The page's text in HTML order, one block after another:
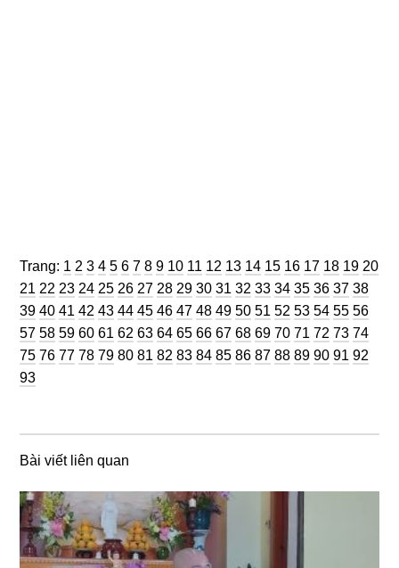
Trang: Trang
1 Trang
2 Trang
3 Trang
4 Trang
5 Trang
6 Trang
7 Trang
8 Trang
9 Trang
10 Trang
11 Trang
12 Trang
13 Trang
14 Trang
15 Trang
16 Trang
17 Trang
18 Trang
19 Trang
20
Trang
21 Trang
22 Trang
23 Trang
24 Trang
25 Trang
26 Trang
27 Trang
28 Trang
29 Trang
30 Trang
31 Trang
32 Trang
33 Trang
34 Trang
35 Trang
36 Trang
37 Trang
38
39 Trang
40 Trang
41 Trang
42 Trang
43 Trang
44 Trang
45 Trang
46 Trang
47 Trang
48 Trang
49 Trang
50 Trang
51 Trang
52 Trang
53 Trang
54 Trang
55 Trang
56
57 Trang
58 Trang
59 Trang
60 Trang
61 Trang
62 Trang
63 Trang
64 Trang
65 Trang
66 Trang
67 Trang
68 Trang
69 Trang
70 Trang
71 Trang
72 Trang
73 Trang
74
75 Trang
76 Trang
77 Trang
78 Trang
79 Trang
80 Trang
81 Trang
82 Trang
83 Trang
84 Trang
85 Trang
86 Trang
87 Trang
88 Trang
89 Trang
90 Trang
91 Trang
92
93
Bài viết liên quan